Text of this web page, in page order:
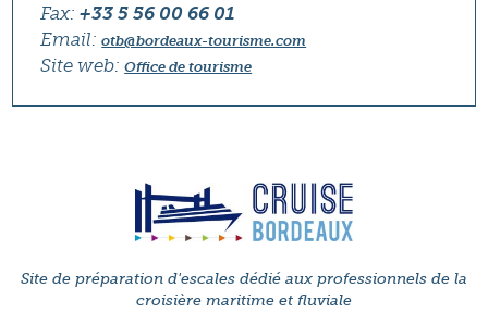
Fax: +33 5 56 00 66 01
Email: otb@bordeaux-tourisme.com
Site web: Office de tourisme
Site de préparation d'escales dédié aux professionnels de la
croisière maritime et fluviale